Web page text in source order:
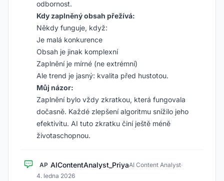
odbornost.
Kdy zaplněný obsah přežívá:
Někdy funguje, když:
Je malá konkurence
Obsah je jinak komplexní
Zaplnění je mírné (ne extrémní)
Ale trend je jasný: kvalita před hustotou.
Můj názor:
Zaplnění bylo vždy zkratkou, která fungovala
dočasně. Každé zlepšení algoritmu snížilo jeho
efektivitu. AI tuto zkratku činí ještě méně
životaschopnou.
AP AIContentAnalyst_PriyaAI Content Analyst·
4. ledna 2026